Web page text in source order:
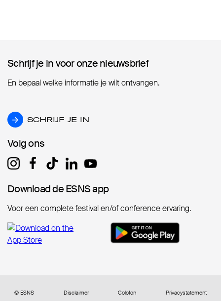
Schrijf je in voor onze nieuwsbrief
Schrijf je in voor onze nieuwsbrief
En bepaal welke informatie je wilt ontvangen.
SCHRIJF JE IN
SCHRIJF JE IN
Volg ons
Volg ons
Download de ESNS app
Download de ESNS app
Voor een complete festival en/of conference ervaring.
© ESNS Disclaimer Colofon Privacystatement